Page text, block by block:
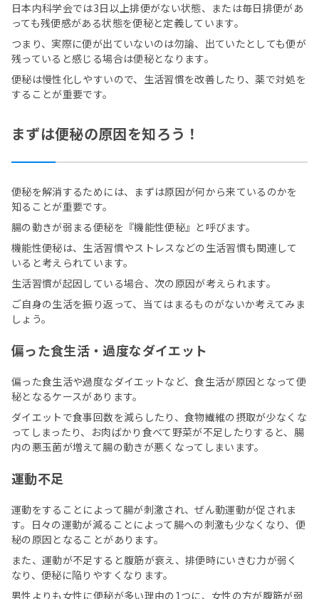
日本内科学会では3日以上排便がない状態、または毎日排便があ
っても残便感がある状態を便秘と定義しています。
つまり、実際に便が出ていないのは勿論、出ていたとしても便が
残っていると感じる場合は便秘となります。
便秘は慢性化しやすいので、生活習慣を改善したり、薬で対処を
することが重要です。
まずは便秘の原因を知ろう！
便秘を解消するためには、まずは原因が何から来ているのかを
知ることが重要です。
腸の動きが弱まる便秘を『機能性便秘』と呼びます。
機能性便秘は、生活習慣やストレスなどの生活習慣も関連して
いると考えられています。
生活習慣が起因している場合、次の原因が考えられます。
ご自身の生活を振り返って、当てはまるものがないか考えてみま
しょう。
偏った食生活・過度なダイエット
偏った食生活や過度なダイエットなど、食生活が原因となって便
秘となるケースがあります。
ダイエットで食事回数を減らしたり、食物繊維の摂取が少なくな
ってしまったり、お肉ばかり食べて野菜が不足したりすると、腸
内の悪玉菌が増えて腸の動きが悪くなってしまいます。
運動不足
運動をすることによって腸が刺激され、ぜん動運動が促されま
す。日々の運動が減ることによって腸への刺激も少なくなり、便
秘の原因となることがあります。
また、運動が不足すると腹筋が衰え、排便時にいきむ力が弱く
なり、便秘に陥りやすくなります。
男性よりも女性に便秘が多い理由の1つに、女性の方が腹筋が弱